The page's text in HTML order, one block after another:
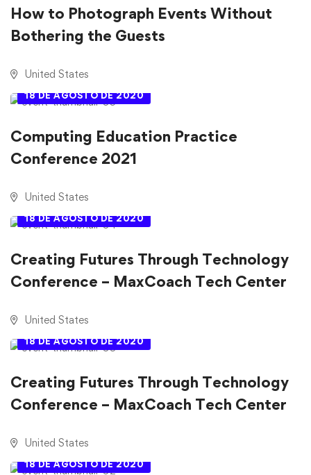
How to Photograph Events Without
Bothering the Guests
United States
18 DE AGOSTO DE 2020
Computing Education Practice
Conference 2021
United States
18 DE AGOSTO DE 2020
Creating Futures Through Technology
Conference – MaxCoach Tech Center
United States
18 DE AGOSTO DE 2020
Creating Futures Through Technology
Conference – MaxCoach Tech Center
United States
18 DE AGOSTO DE 2020